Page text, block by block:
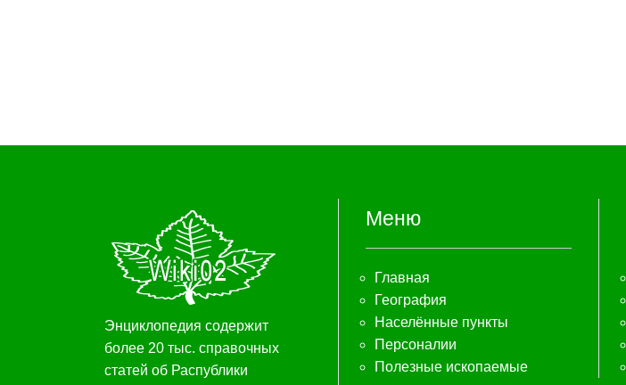
Энциклопедия содержит
более 20 тыс. справочных
статей об Распублики
Меню
Главная
География
Населённые пункты
Персоналии
Полезные ископаемые